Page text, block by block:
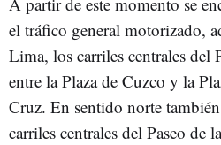
el tráfico general motorizado,
Lima, los carriles centrales del
entre la Plaza de Cuzco y la
Cruz. En sentido norte
carriles centrales del Paseo de